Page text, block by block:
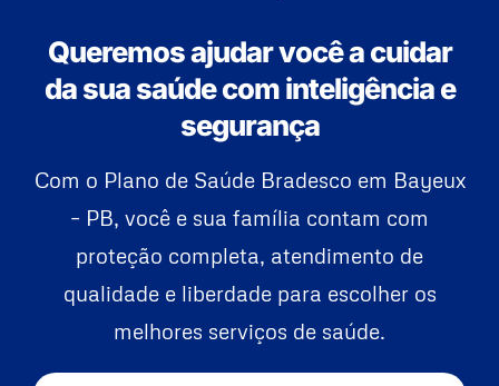
Queremos ajudar você a cuidar
da sua saúde com inteligência e
segurança
Com o Plano de Saúde Bradesco em Bayeux
– PB, você e sua família contam com
proteção completa, atendimento de
qualidade e liberdade para escolher os
melhores serviços de saúde.